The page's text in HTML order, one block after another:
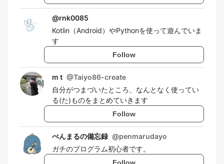
@rnk0085
Kotlin（Android）やPythonを使って遊んでいま
す
Follow
m t @Taiyo86-create
自分がつまづいたところ、なんとなく使ってい
る(た)ものをまとめていきます
Follow
ぺんまるの備忘録 @penmarudayo
ガチのプログラム初心者です。
Follow